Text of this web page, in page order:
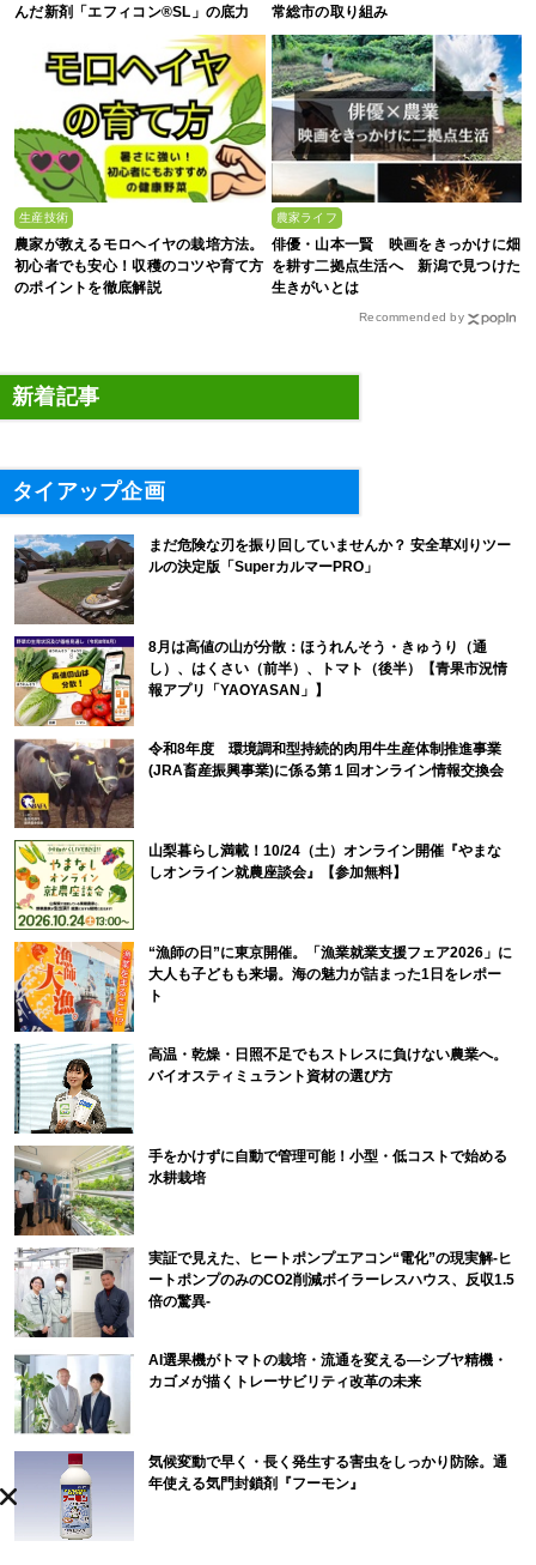
んだ新剤「エフィコン®SL」の底力
常総市の取り組み
生産技術
農家が教えるモロヘイヤの栽培方法。
初心者でも安心！収穫のコツや育て方
のポイントを徹底解説
農家ライフ
俳優・山本一賢 映画をきっかけに畑
を耕す二拠点生活へ 新潟で見つけた
生きがいとは
Recommended by
新着記事
タイアップ企画
まだ危険な刃を振り回していませんか？ 安全草刈りツー
ルの決定版「SuperカルマーPRO」
8月は高値の山が分散：ほうれんそう・きゅうり（通
し）、はくさい（前半）、トマト（後半）【青果市況情
報アプリ「YAOYASAN」】
令和8年度 環境調和型持続的肉用牛生産体制推進事業
(JRA畜産振興事業)に係る第１回オンライン情報交換会
山梨暮らし満載！10/24（土）オンライン開催『やまな
しオンライン就農座談会』【参加無料】
“漁師の日”に東京開催。「漁業就業支援フェア2026」に
大人も子どもも来場。海の魅力が詰まった1日をレポー
ト
高温・乾燥・日照不足でもストレスに負けない農業へ。
バイオスティミュラント資材の選び方
手をかけずに自動で管理可能！小型・低コストで始める
水耕栽培
実証で見えた、ヒートポンプエアコン“電化”の現実解-ヒ
ートポンプのみのCO2削減ボイラーレスハウス、反収1.5
倍の驚異-
AI選果機がトマトの栽培・流通を変える―シブヤ精機・
カゴメが描くトレーサビリティ改革の未来
気候変動で早く・長く発生する害虫をしっかり防除。通
年使える気門封鎖剤『フーモン』